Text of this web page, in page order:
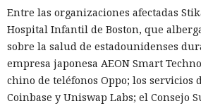
Entre las organizaciones afectadas
Hospital Infantil de Boston, que
sobre la salud de estadounidenses
empresa japonesa AEON Smart
chino de teléfonos Oppo; los servicios
Coinbase y Uniswap Labs; el Consejo